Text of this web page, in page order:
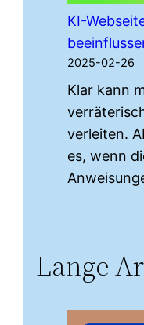
KI-
2025-02-26
Klar kann
verleiten.
es, wenn
Lange